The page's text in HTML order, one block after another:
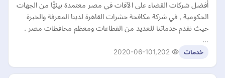
أفضل شركات القضاء على الآفات في مصر معتمدة بيئيًّا من الجهات
الحكومية , في شركة مكافحة حشرات القاهرة لدينا المعرفة والخبرة
حيث نقدم خدماتنا للعديد من القطاعات ومعظم محافظات مصر .
…
خدمات 2020-06-10